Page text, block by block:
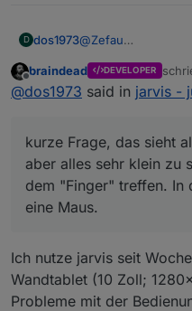
D dos1973@Zefau
alles sehr klein zu
"Finger" treffen. In
ich muss das mal
mein erster Eindruck
Offline
braindead DEVELOPER
@dos1973 said in jarvis -
kurze Frage, das sieht
aber alles sehr klein zu
dem "Finger" treffen. In
eine Maus.
Ich nutze jarvis seit
Wandtablet (10 Zoll;
Probleme mit der